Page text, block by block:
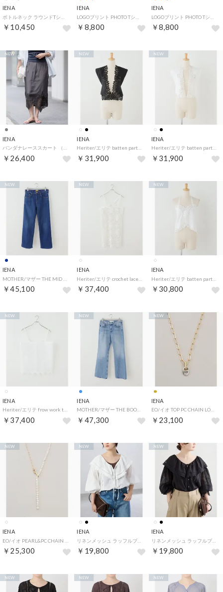
IENA
￥10,450
IENA
￥8,800
IENA
￥8,800
IENA
￥26,400
NEW
IENA
￥31,900
NEW
IENA
Heriter/エリテ batten parts parts giller シャツ H0-00-3095 （ホワイト）
￥31,900
NEW
IENA
￥45,100
NEW
IENA
￥37,400
NEW
IENA
Heriter/エリテ batten parts camisole キャミソール HO-00-3009 （ホワイト）
￥30,800
NEW
IENA
￥37,400
NEW
IENA
￥47,300
NEW
IENA
EO/イオ TOP PC CHAIN LONG NECKLACE ネックレス BO25SS-05（ゴールド）
￥23,100
NEW
IENA
￥25,300
NEW
IENA
￥19,800
NEW
IENA
リネンメッシュ ラッフルブラウス （ブラック）
￥19,800
NEW
NEW NEW NEW